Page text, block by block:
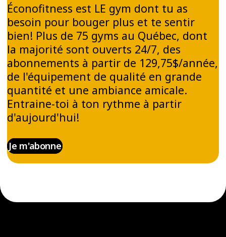
Éconofitness est LE gym dont tu as
besoin pour bouger plus et te sentir
bien! Plus de 75 gyms au Québec, dont
la majorité sont ouverts 24/7, des
abonnements à partir de 129,75$/année,
de l'équipement de qualité en grande
quantité et une ambiance amicale.
Entraine-toi à ton rythme à partir
d'aujourd'hui!
Je m'abonne